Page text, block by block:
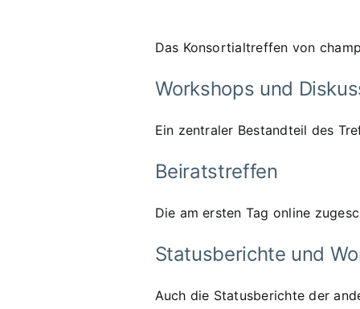
Das Konsortialtreffen von
Workshops und
Ein zentraler Bestandteil des
Beiratstreffen
Die am ersten Tag online
Statusberichte und
Auch die Statusberichte der